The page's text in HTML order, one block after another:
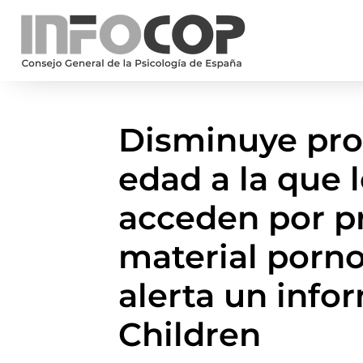
Disminuye
edad a la que
acceden por
material
alerta un
Children